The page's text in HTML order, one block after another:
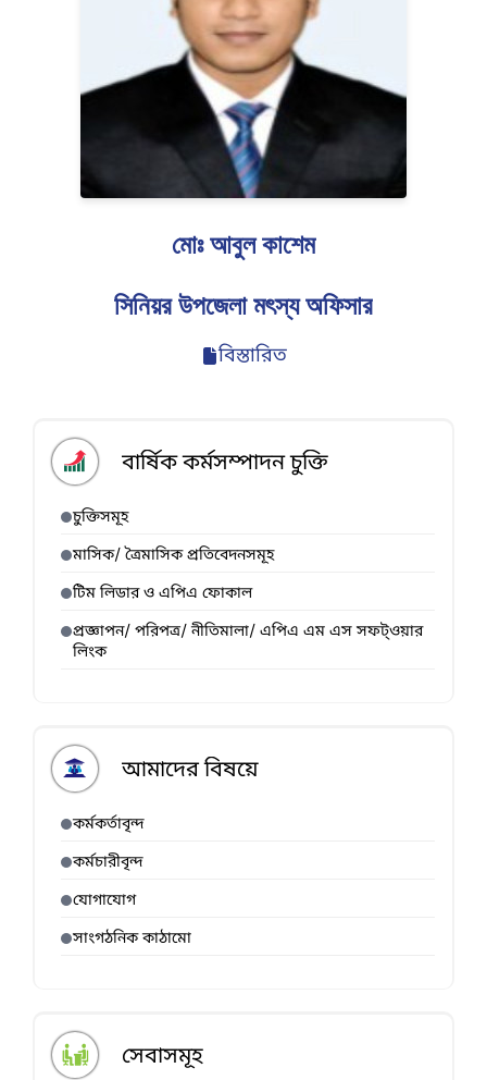
মোঃ আবুল কাশেম
সিনিয়র উপজেলা মৎস্য অফিসার
বিস্তারিত
বার্ষিক কর্মসম্পাদন চুক্তি
চুক্তিসমূহ
মাসিক/ ত্রৈমাসিক প্রতিবেদনসমূহ
টিম লিডার ও এপিএ ফোকাল
প্রজ্ঞাপন/ পরিপত্র/ নীতিমালা/ এপিএ এম এস সফট্ওয়ার
লিংক
আমাদের বিষয়ে
কর্মকর্তাবৃন্দ
কর্মচারীবৃন্দ
যোগাযোগ
সাংগঠনিক কাঠামো
সেবাসমূহ